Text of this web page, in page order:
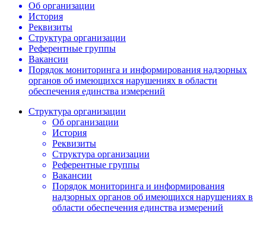
Об организации
История
Реквизиты
Структура организации
Референтные группы
Вакансии
Порядок мониторинга и информирования надзорных
органов об имеющихся нарушениях в области
обеспечения единства измерений
Структура организации
Об организации
История
Реквизиты
Структура организации
Референтные группы
Вакансии
Порядок мониторинга и информирования
надзорных органов об имеющихся нарушениях в
области обеспечения единства измерений